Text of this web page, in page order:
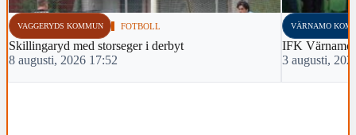
VAGGERYDS KOMMUN FOTBOLL
Skillingaryd med storseger i derbyt
8 augusti, 2026 17:52
VÄRNAMO
IFK Värnamo
3 augusti,